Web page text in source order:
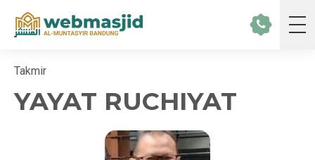
Takmir
YAYAT RUCHIYAT